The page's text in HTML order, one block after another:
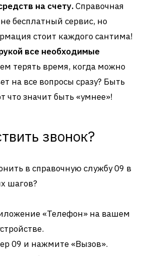
на счету.Справочная
бесплатный сервис, но
стоит каждого сантима!
все необходимые
терять время, когда можно
на все вопросы сразу? Быть
что значит быть «умнее»!
звонок?
в справочную службу 09 в
шагов?
«Телефон» на вашем
09 и нажмите «Вызов».